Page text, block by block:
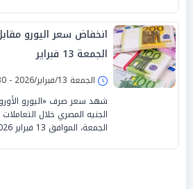
انخفاض سعر اليورو
الجمعة 13 فبراير
الجمعة 13/فبراير/2026 - 08:30 ص
شهد سعر صرف «اليورو
الجنيه المصري خلال
الجمعة، الموافق 13 فبراير 2026.